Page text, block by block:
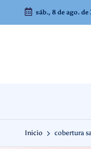
Saltar
sáb., 8 de ago. de
Inicio cobertura